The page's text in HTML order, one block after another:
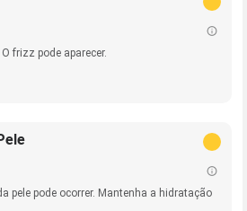
frizz pode aparecer.
pele pode ocorrer. Mantenha a hidratação